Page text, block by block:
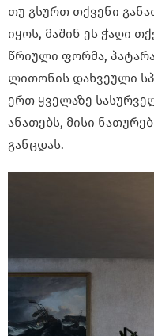
თუ გსურთ თქვენი
იყოს, მაშინ ეს ჭაღი
წრიული ფორმა,
ლითონის დახვეული
ერთ ყველაზე
ანათებს, მისი
განცდას.